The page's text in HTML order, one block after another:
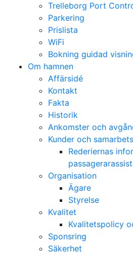
Trelleborg Port
Parkering
Prislista
WiFi
Bokning guidad
Om hamnen
Affärsidé
Kontakt
Fakta
Historik
Ankomster och
Kunder och
Rederiernas
Organisation
Ägare
Styrelse
Kvalitet
Kvalitetspolicy
Sponsring
Säkerhet